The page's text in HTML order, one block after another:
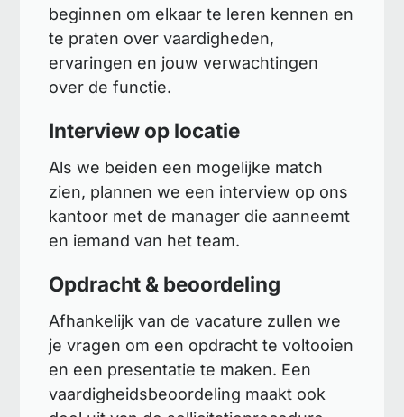
beginnen om elkaar te leren kennen en
te praten over vaardigheden,
ervaringen en jouw verwachtingen
over de functie.
Interview op locatie
Als we beiden een mogelijke match
zien, plannen we een interview op ons
kantoor met de manager die aanneemt
en iemand van het team.
Opdracht & beoordeling
Afhankelijk van de vacature zullen we
je vragen om een opdracht te voltooien
en een presentatie te maken. Een
vaardigheidsbeoordeling maakt ook